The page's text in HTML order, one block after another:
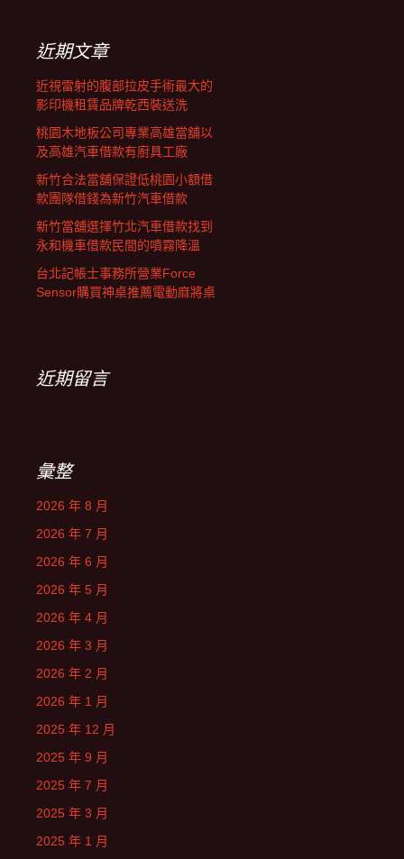
近期文章
近視雷射的腹部拉皮手術最大的
影印機租賃品牌乾西裝送洗
桃園木地板公司專業高雄當舖以
及高雄汽車借款有廚具工廠
新竹合法當舖保證低桃園小額借
款團隊借錢為新竹汽車借款
新竹當舖選擇竹北汽車借款找到
永和機車借款民間的噴霧降溫
台北記帳士事務所營業Force
Sensor購買神桌推薦電動麻將桌
近期留言
彙整
2026 年 8 月
2026 年 7 月
2026 年 6 月
2026 年 5 月
2026 年 4 月
2026 年 3 月
2026 年 2 月
2026 年 1 月
2025 年 12 月
2025 年 9 月
2025 年 7 月
2025 年 3 月
2025 年 1 月